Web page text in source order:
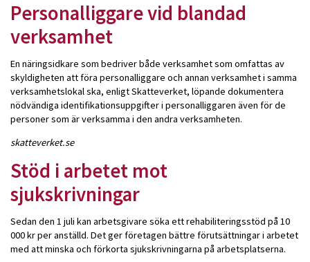
Personalliggare vid blandad
verksamhet
En näringsidkare som bedriver både verksamhet som omfattas av
skyldigheten att föra personalliggare och annan verksamhet i samma
verksamhetslokal ska, enligt Skatteverket, löpande dokumentera
nödvändiga identifikationsuppgifter i personalliggaren även för de
personer som är verksamma i den andra verksamheten.
skatteverket.se
Stöd i arbetet mot
sjukskrivningar
Sedan den 1 juli kan arbetsgivare söka ett rehabiliteringsstöd på 10
000 kr per anställd. Det ger företagen bättre förutsättningar i arbetet
med att minska och förkorta sjukskrivningarna på arbetsplatserna.